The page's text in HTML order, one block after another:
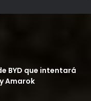
BYD que intentará
Amarok